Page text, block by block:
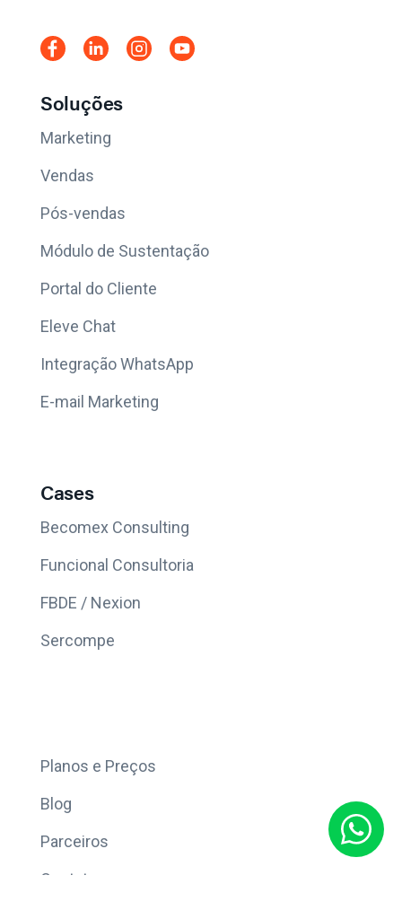
Soluções
Marketing
Vendas
Pós-vendas
Módulo de Sustentação
Portal do Cliente
Eleve Chat
Integração WhatsApp
E-mail Marketing
Cases
Becomex Consulting
Funcional Consultoria
FBDE / Nexion
Sercompe
Planos e Preços
Blog
Parceiros
Contato